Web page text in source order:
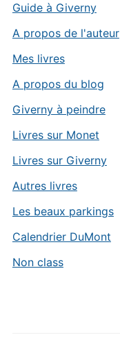
Guide à Giverny
A propos de l'auteur
Mes livres
A propos du blog
Giverny à peindre
Livres sur Monet
Livres sur Giverny
Autres livres
Les beaux parkings
Calendrier DuMont
Non class